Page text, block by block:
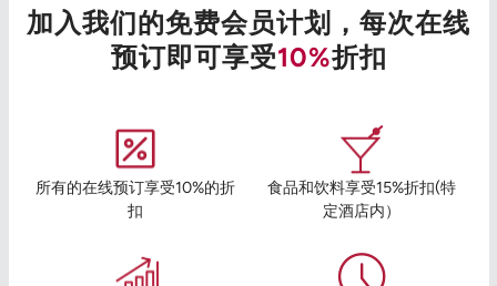
加入我们的免费会员计划，每次在线
预订即可享受10%折扣
所有的在线预订享受10%的折
扣
食品和饮料享受15%折扣(特
定酒店内）